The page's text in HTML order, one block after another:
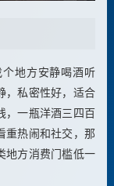
地方安静喝酒听
，私密性好，适合
，一瓶洋酒三四百
重热闹和社交，那
地方消费门槛低一